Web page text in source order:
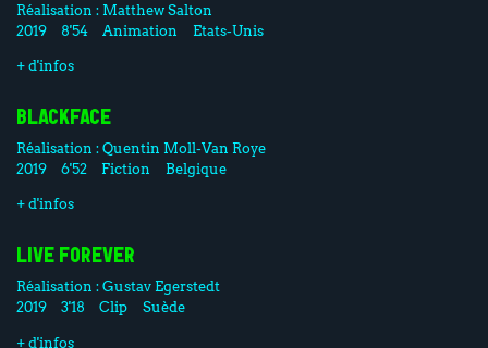
Réalisation : Matthew Salton
2019
8'54 Animation Etats-Unis
+ d'infos
BLACKFACE
Réalisation :Quentin Moll-Van Roye
2019
6'52 Fiction Belgique
+ d'infos
LIVE FOREVER
Réalisation :Gustav Egerstedt
2019
3'18 Clip Suède
+ d'infos